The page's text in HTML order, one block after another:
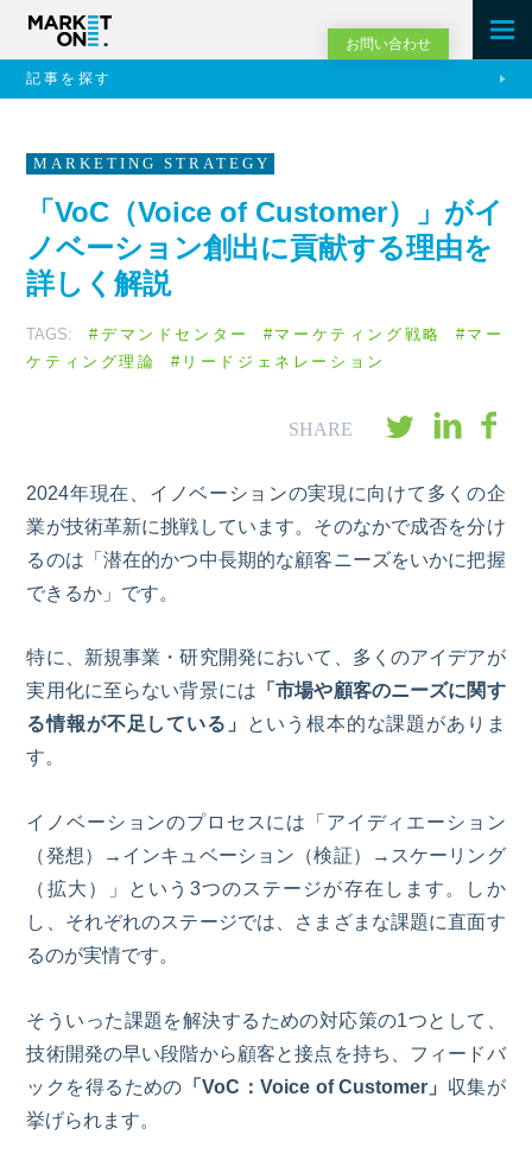
お問い合わせ
記事を探す
​​MARKETING STRATEGY​
「VoC（Voice of Customer）」がイ
ノベーション創出に貢献する理由を
詳しく解説
TAGS: #デマンドセンター #マーケティング戦略
#マー
ケティング理論
#リードジェネレーション
2024年現在、イノベーションの実現に向けて多くの企
業が技術革新に挑戦しています。そのなかで成否を分け
るのは「潜在的かつ中長期的な顧客ニーズをいかに把握
できるか」です。
特に、新規事業・研究開発において、多くのアイデアが
実用化に至らない背景には 「市場や顧客のニーズに関す
る情報が不足している」
という根本的な課題がありま
す。
イノベーションのプロセスには「アイディエーション
（発想）
→ インキュベーション（検証） → スケーリング
（拡大）」という3つのステージが存在します。しか
し、それぞれのステージでは、さまざまな課題に直面す
るのが実情です。
そういった課題を解決するための対応策の1つとして、
技術開発の早い段階から顧客と接点を持ち、フィードバ
ックを得るための 「VoC：Voice of Customer」 収集が
挙げられます。